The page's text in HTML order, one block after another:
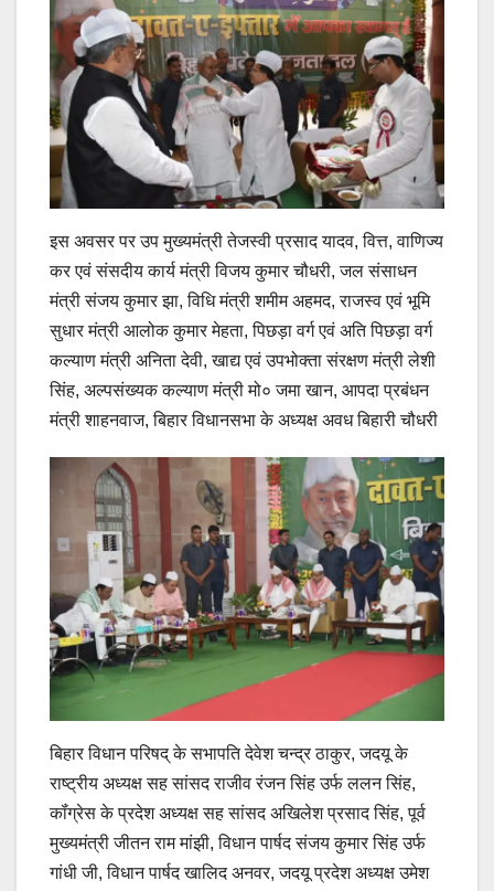
इस अवसर पर उप मुख्यमंत्री तेजस्वी प्रसाद यादव, वित्त, वाणिज्य
कर एवं संसदीय कार्य मंत्री विजय कुमार चौधरी, जल संसाधन
मंत्री संजय कुमार झा, विधि मंत्री शमीम अहमद, राजस्व एवं भूमि
सुधार मंत्री आलोक कुमार मेहता, पिछड़ा वर्ग एवं अति पिछड़ा वर्ग
कल्याण मंत्री अनिता देवी, खाद्य एवं उपभोक्ता संरक्षण मंत्री लेशी
सिंह, अल्पसंख्यक कल्याण मंत्री मो० जमा खान, आपदा प्रबंधन
मंत्री शाहनवाज, बिहार विधानसभा के अध्यक्ष अवध बिहारी चौधरी
बिहार विधान परिषद् के सभापति देवेश चन्द्र ठाकुर, जदयू के
राष्ट्रीय अध्यक्ष सह सांसद राजीव रंजन सिंह उर्फ ललन सिंह,
कॉंग्रेस के प्रदेश अध्यक्ष सह सांसद अखिलेश प्रसाद सिंह, पूर्व
मुख्यमंत्री जीतन राम मांझी, विधान पार्षद संजय कुमार सिंह उर्फ
गांधी जी, विधान पार्षद खालिद अनवर, जदयू प्रदेश अध्यक्ष उमेश